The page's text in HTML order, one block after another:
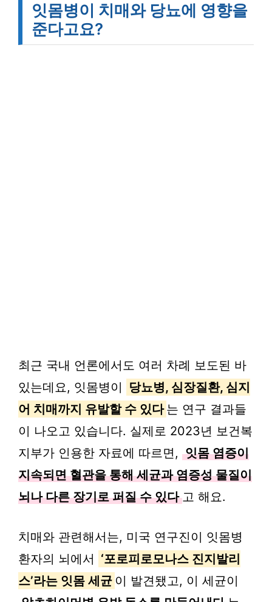
잇몸병이 치매와 당뇨에 영향을
준다고요?
최근 국내 언론에서도 여러 차례 보도된 바
있는데요, 잇몸병이
당뇨병, 심장질환, 심지
어 치매까지 유발할 수 있다 는 연구 결과들
이 나오고 있습니다. 실제로 2023년 보건복
지부가 인용한 자료에 따르면, 잇몸 염증이
지속되면 혈관을 통해 세균과 염증성 물질이
뇌나 다른 장기로 퍼질 수 있다 고 해요.
치매와 관련해서는, 미국 연구진이 잇몸병
환자의 뇌에서 ‘포로피로모나스 진지발리
스’라는 잇몸 세균 이 발견됐고, 이 세균이